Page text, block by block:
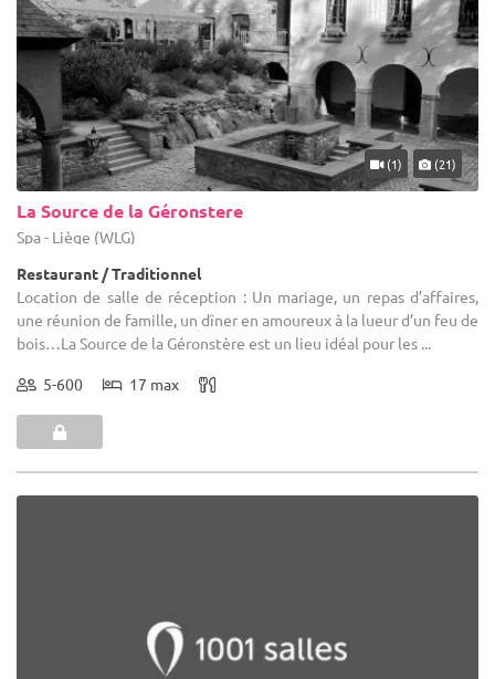
(1) (21)
La Source de la Géronstere
Spa - Liège (WLG)
Restaurant / Traditionnel
Location de salle de réception : Un mariage, un repas d’affaires,
une réunion de famille, un dîner en amoureux à la lueur d’un feu de
bois…La Source de la Géronstère est un lieu idéal pour les ...
5-600 17 max